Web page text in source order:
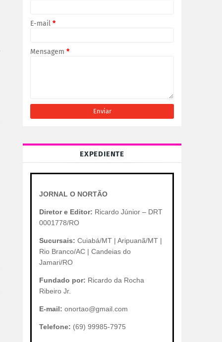
E-mail *
Mensagem *
EXPEDIENTE
JORNAL O NORTÃO
Diretor e Editor: Ricardo Júnior – DRT
0001778/RO
Sucursais: Cuiabá/MT | Aripuanã/MT |
Rio Branco/AC | Candeias do
Jamari/RO
Fundado por: Ricardo da Rocha
Ribeiro Jr.
E-mail: onortao@gmail.com
Telefone: (69) 99985-7975